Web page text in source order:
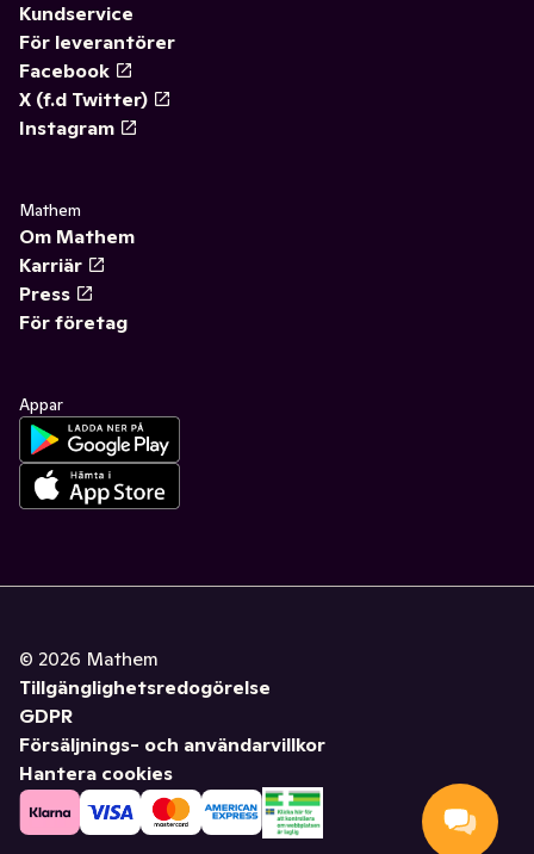
Kundservice
För leverantörer
Facebook
X (f.d Twitter)
Instagram
Mathem
Om Mathem
Karriär
Press
För företag
Appar
© 2026 Mathem
Tillgänglighetsredogörelse
GDPR
Försäljnings- och användarvillkor
Hantera cookies